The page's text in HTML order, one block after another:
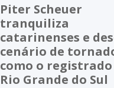
Piter Scheuer
tranquiliza
catarinenses e
cenário de
como o
Rio Grande do Sul